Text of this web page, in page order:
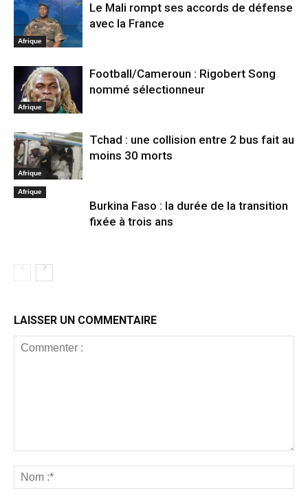
Afrique
Le Mali rompt ses accords de défense
avec la France
Afrique
Football/Cameroun : Rigobert Song
nommé sélectionneur
Afrique
Tchad : une collision entre 2 bus fait au
moins 30 morts
Afrique
Burkina Faso : la durée de la transition
fixée à trois ans
LAISSER UN COMMENTAIRE